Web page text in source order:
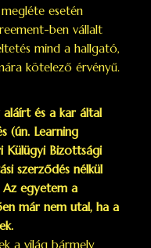
esetén
ben vállalt
mind a hallgató,
kötelező érvényű.
aláírt és a kar által
(ún. Learning
Külügyi Bizottsági
szerződés nélkül
egyetem a
már nem utal, ha a
a világ bármely